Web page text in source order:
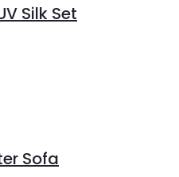
Silk Set
Sofa